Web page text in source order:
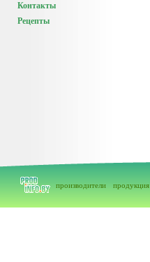
Контакты
Рецепты
производители продукция